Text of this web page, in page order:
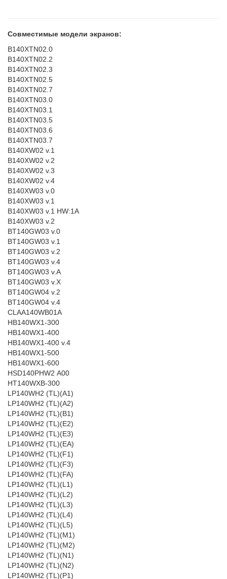
Совместимые модели экранов:
B140XTN02.0
B140XTN02.2
B140XTN02.3
B140XTN02.5
B140XTN02.7
B140XTN03.0
B140XTN03.1
B140XTN03.5
B140XTN03.6
B140XTN03.7
B140XW02 v.1
B140XW02 v.2
B140XW02 v.3
B140XW02 v.4
B140XW03 v.0
B140XW03 v.1
B140XW03 v.1 HW:1A
B140XW03 v.2
BT140GW03 v.0
BT140GW03 v.1
BT140GW03 v.2
BT140GW03 v.4
BT140GW03 v.A
BT140GW03 v.X
BT140GW04 v.2
BT140GW04 v.4
CLAA140WB01A
HB140WX1-300
HB140WX1-400
HB140WX1-400 v.4
HB140WX1-500
HB140WX1-600
HSD140PHW2 A00
HT140WXB-300
LP140WH2 (TL)(A1)
LP140WH2 (TL)(A2)
LP140WH2 (TL)(B1)
LP140WH2 (TL)(E2)
LP140WH2 (TL)(E3)
LP140WH2 (TL)(EA)
LP140WH2 (TL)(F1)
LP140WH2 (TL)(F3)
LP140WH2 (TL)(FA)
LP140WH2 (TL)(L1)
LP140WH2 (TL)(L2)
LP140WH2 (TL)(L3)
LP140WH2 (TL)(L4)
LP140WH2 (TL)(L5)
LP140WH2 (TL)(M1)
LP140WH2 (TL)(M2)
LP140WH2 (TL)(N1)
LP140WH2 (TL)(N2)
LP140WH2 (TL)(P1)